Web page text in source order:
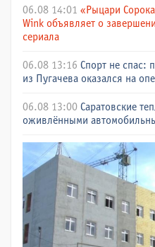
06.08 14:01 «Рыцари
Wink объявляет о
сериала
06.08 13:16 Спорт не спас:
из Пугачева оказался на
06.08 13:00 Саратовские
оживлёнными